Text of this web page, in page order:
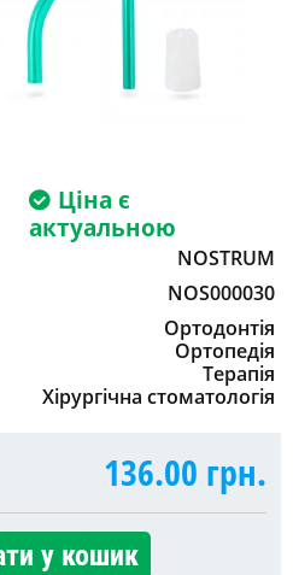
Ціна є
актуальною
NOSTRUM
NOS000030
Ортодонтія
Ортопедія
Терапія
Хірургічна стоматологія
136.00 грн.
у кошик